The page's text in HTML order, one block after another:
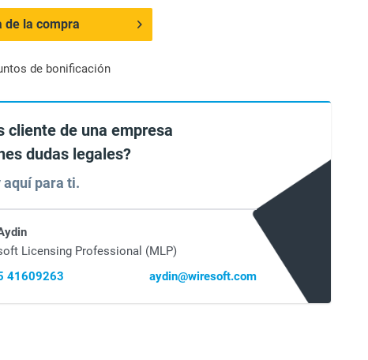
de bonificación
de la compra
cliente de una empresa
dudas legales?
aquí para ti.
Licensing Professional (MLP)
41609263
aydin@wiresoft.com